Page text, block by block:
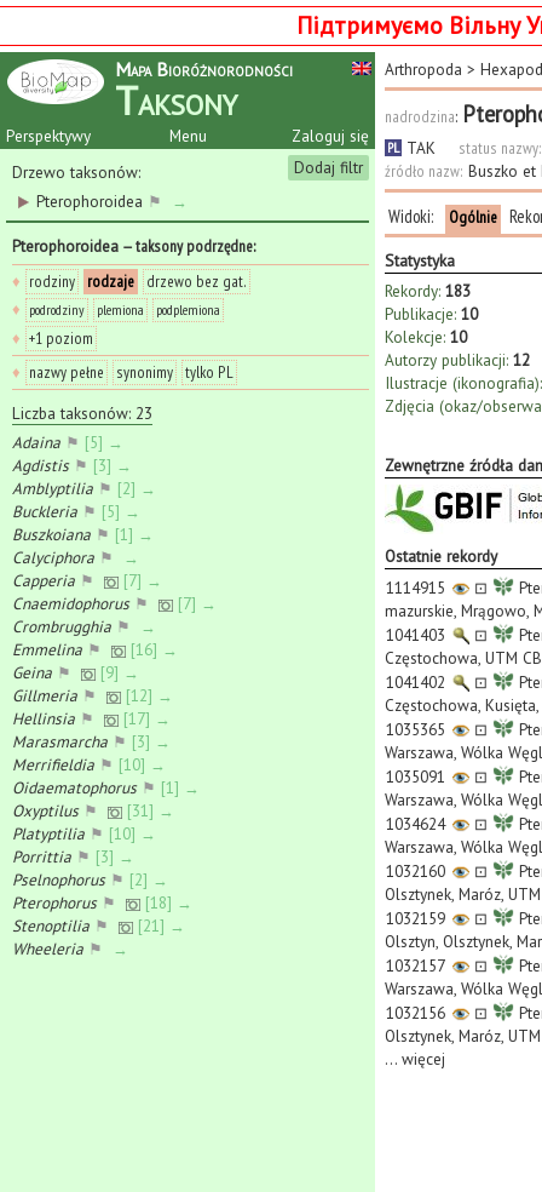
Підтримуємо Вільну
Mapa Bioróżnorodności
Taksony
Perspektywy Zaloguj się
Menu
Dodaj filtr
Drzewo taksonów:
Pterophoroidea ⚑ →
Pterophoroidea — taksony podrzędne:
♦ rodziny rodzaje
drzewo bez gat.
♦ podrodziny plemiona podplemiona
♦ +1 poziom
♦ nazwy pełne synonimy tylko PL
Liczba taksonów: 23
Adaina ⚑ [5] →
Agdistis⚑ [3] →
Amblyptilia ⚑ [2] →
Buckleria ⚑ [5] →
Buszkoiana ⚑ [1] →
Calyciphora ⚑
→
Capperia ⚑
[7] →
Cnaemidophorus⚑
[7] →
Crombrugghia ⚑
→
Emmelina ⚑
[16] →
Geina ⚑
[9] →
Gillmeria ⚑
[12] →
Hellinsia ⚑
[17] →
Marasmarcha ⚑ [3] →
Merrifieldia ⚑ [10] →
Oidaematophorus⚑ [1] →
Oxyptilus⚑
[31] →
Platyptilia ⚑ [10] →
Porrittia ⚑ [3] →
Pselnophorus⚑ [2] →
Pterophorus⚑
[18] →
Stenoptilia ⚑
[21] →
Wheeleria ⚑ →
Arthropoda >
nadrodzina:
PL TAK
status nazwy:
źródło nazw: Buszko et
Widoki: Ogólnie
Statystyka
Rekordy: 183
Publikacje: 10
Kolekcje: 10
Autorzy publikacji: 12
Ilustracje (ikonografia):
Zdjęcia (okaz/
Zewnętrzne źródła
Ostatnie rekordy
1114915
⊡
mazurskie, Mrągowo,
1041403
⊡
Częstochowa, UTM
1041402
⊡
Częstochowa,
1035365
⊡
Warszawa, Wólka
1035091
⊡
Warszawa, Wólka
1034624
⊡
Warszawa, Wólka
1032160
⊡
Olsztynek, Maróz,
1032159
⊡
Olsztyn, Olsztynek,
1032157
⊡
Warszawa, Wólka
1032156
⊡
Olsztynek, Maróz,
... więcej